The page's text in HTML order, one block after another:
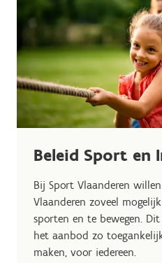
Beleid Sport en
Bij Sport Vlaanderen
Vlaanderen zoveel
sporten en te bewegen.
het aanbod zo
maken, voor iedereen.